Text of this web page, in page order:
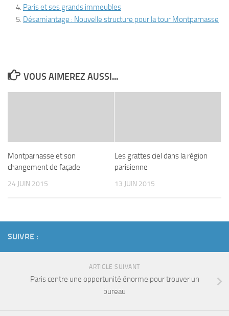
Paris et ses grands immeubles
Désamiantage : Nouvelle structure pour la tour Montparnasse
VOUS AIMEREZ AUSSI...
Montparnasse et son
changement de façade
24 JUIN 2015
Les grattes ciel dans la région
parisienne
13 JUIN 2015
SUIVRE :
ARTICLE SUIVANT
Paris centre une opportunité énorme pour trouver un
bureau